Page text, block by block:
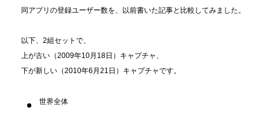
同アプリの登録ユーザー数を、以前書いた記事と比較してみました。
以下、2組セットで、
上が古い（2009年10月18日）キャプチャ、
下が新しい（2010年6月21日）キャプチャです。
世界全体